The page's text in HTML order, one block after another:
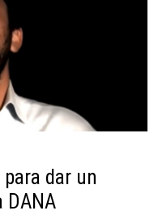
dar un
DANA